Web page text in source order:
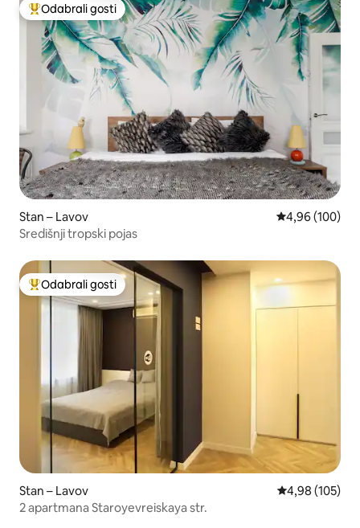
Među najviše rangiranima s oznakom „Odabrali gosti”
Odabrali gosti
Stan – Lavov Prosječna
4,96 (100)
Središnji tropski pojas
Među najviše rangiranima s oznakom „Odabrali gosti”
Odabrali gosti
Stan – Lavov Prosječna
4,98 (105)
2 apartmana Staroyevreiskaya str.